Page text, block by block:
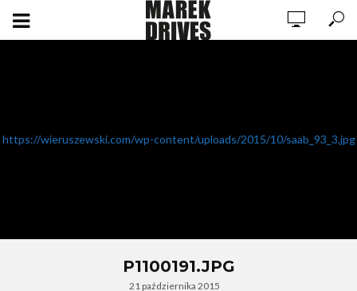
https://wieruszewski.com/wp-content/uploads/2015/10/saab_93_3.jpg
P1100191.JPG
21 października 2015